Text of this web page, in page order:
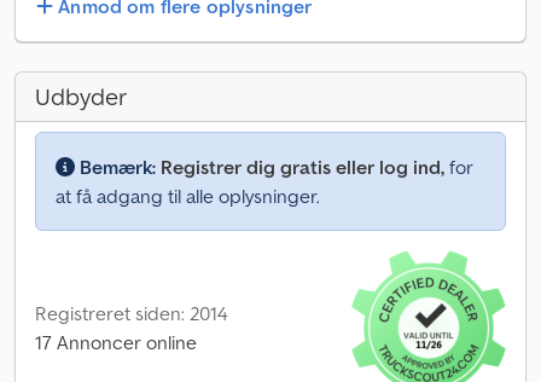
Anmod om flere oplysninger
Udbyder
Bemærk: Registrer dig gratis eller log ind, for
at få adgang til alle oplysninger.
Registreret siden: 2014
17 Annoncer online